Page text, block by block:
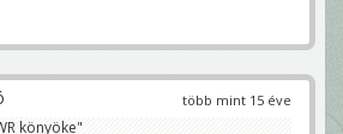
több mint 15 éve
könyöke"